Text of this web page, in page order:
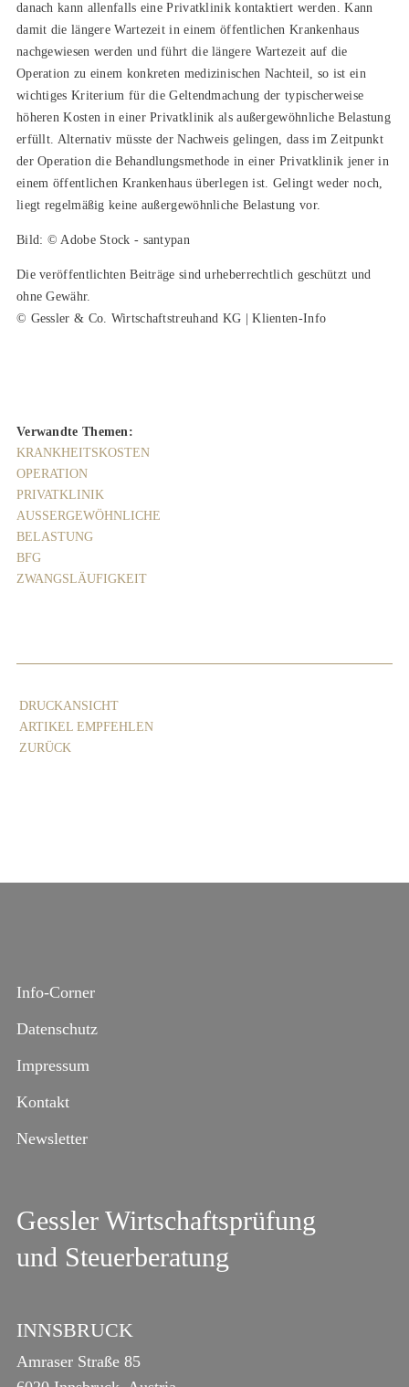
danach kann allenfalls eine Privatklinik kontaktiert werden. Kann
damit die längere Wartezeit in einem öffentlichen Krankenhaus
nachgewiesen werden und führt die längere Wartezeit auf die
Operation zu einem konkreten medizinischen Nachteil, so ist ein
wichtiges Kriterium für die Geltendmachung der typischerweise
höheren Kosten in einer Privatklinik als außergewöhnliche Belastung
erfüllt. Alternativ müsste der Nachweis gelingen, dass im Zeitpunkt
der Operation die Behandlungsmethode in einer Privatklinik jener in
einem öffentlichen Krankenhaus überlegen ist. Gelingt weder noch,
liegt regelmäßig keine außergewöhnliche Belastung vor.
Bild: © Adobe Stock - santypan
Die veröffentlichten Beiträge sind urheberrechtlich geschützt und
ohne Gewähr.
© Gessler & Co. Wirtschaftstreuhand KG | Klienten-Info
Verwandte Themen:
KRANKHEITSKOSTEN
OPERATION
PRIVATKLINIK
AUSSERGEWÖHNLICHE
BELASTUNG
BFG
ZWANGSLÄUFIGKEIT
DRUCKANSICHT
ARTIKEL EMPFEHLEN
ZURÜCK
Info-Corner
Datenschutz
Impressum
Kontakt
Newsletter
Gessler Wirtschaftsprüfung
und Steuerberatung
INNSBRUCK
Amraser Straße 85